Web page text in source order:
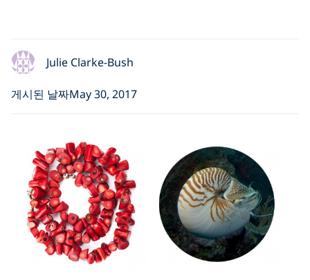
Julie Clarke-Bush
게시된 날짜May 30, 2017